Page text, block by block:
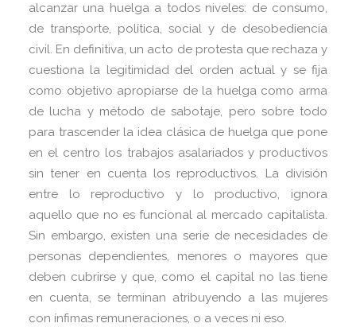
alcanzar una huelga a todos niveles: de consumo,
de transporte, política, social y de desobediencia
civil. En definitiva, un acto de protesta que rechaza y
cuestiona la legitimidad del orden actual y se fija
como objetivo apropiarse de la huelga como arma
de lucha y método de sabotaje, pero sobre todo
para trascender la idea clásica de huelga que pone
en el centro los trabajos asalariados y productivos
sin tener en cuenta los reproductivos. La división
entre lo reproductivo y lo productivo, ignora
aquello que no es funcional al mercado capitalista.
Sin embargo, existen una serie de necesidades de
personas dependientes, menores o mayores que
deben cubrirse y que, como el capital no las tiene
en cuenta, se terminan atribuyendo a las mujeres
con ínfimas remuneraciones, o a veces ni eso.